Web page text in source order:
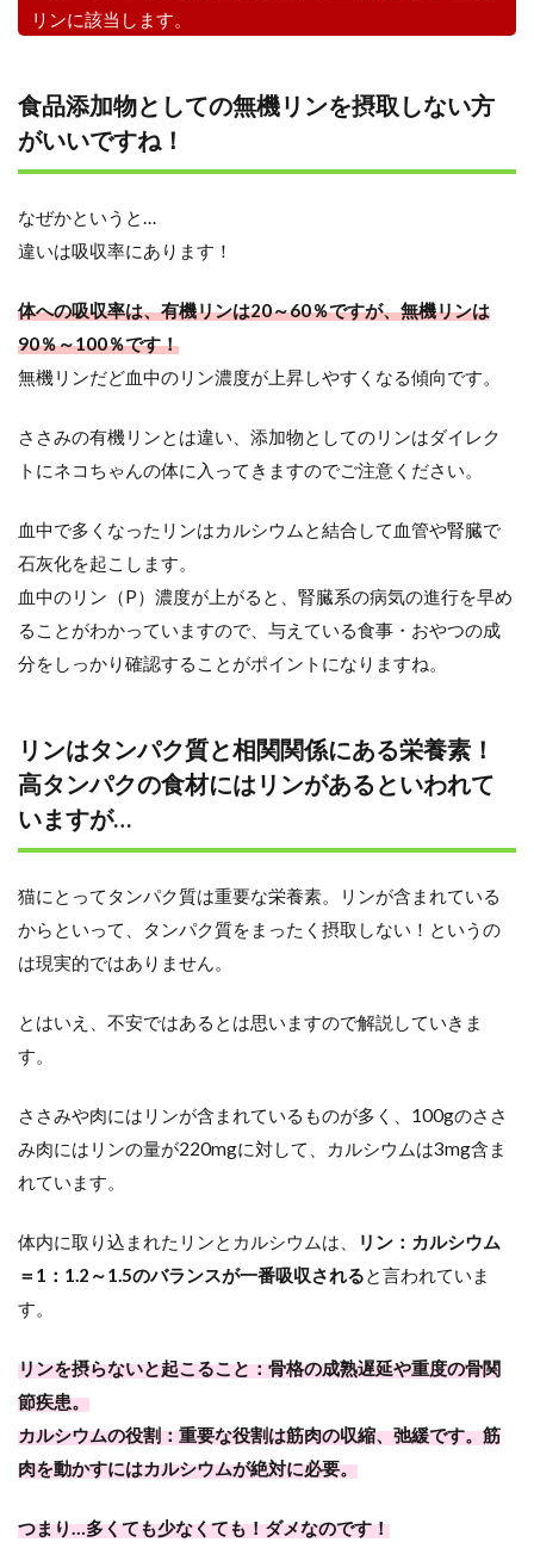
リンに該当します。
食品添加物としての無機リンを摂取しない方
がいいですね！
なぜかというと…
違いは吸収率にあります！
体への吸収率は、有機リンは20～60％ですが、無機リンは
90％～100％です！
無機リンだど血中のリン濃度が上昇しやすくなる傾向です。
ささみの有機リンとは違い、添加物としてのリンはダイレク
トにネコちゃんの体に入ってきますのでご注意ください。
血中で多くなったリンはカルシウムと結合して血管や腎臓で
石灰化を起こします。
血中のリン（P）濃度が上がると、腎臓系の病気の進行を早め
ることがわかっていますので、与えている食事・おやつの成
分をしっかり確認することがポイントになりますね。
リンはタンパク質と相関関係にある栄養素！
高タンパクの食材にはリンがあるといわれて
いますが…
猫にとってタンパク質は重要な栄養素。リンが含まれている
からといって、タンパク質をまったく摂取しない！というの
は現実的ではありません。
とはいえ、不安ではあるとは思いますので解説していきま
す。
ささみや肉にはリンが含まれているものが多く、100gのささ
み肉にはリンの量が220mgに対して、カルシウムは3mg含ま
れています。
体内に取り込まれたリンとカルシウムは、
リン：カルシウム
＝1：1.2～1.5のバランスが一番吸収されると言われていま
す。
リンを摂らないと起こること：骨格の成熟遅延や重度の骨関
節疾患。
カルシウムの役割：重要な役割は筋肉の収縮、弛緩です。筋
肉を動かすにはカルシウムが絶対に必要。
つまり…多くても少なくても！ダメなのです！